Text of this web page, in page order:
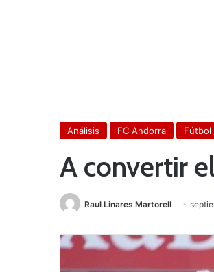
Análisis FC Andorra Fútbol
A convertir
Raul Linares Martorell